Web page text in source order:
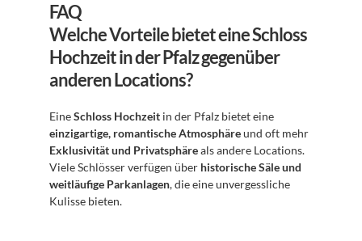
FAQ
Welche Vorteile bietet eine Schloss
Hochzeit in der Pfalz gegenüber
anderen Locations?
Eine Schloss Hochzeit
einzigartige, romantische Atmosphäre
Exklusivität und Privatsphäre als andere Locations.
Viele Schlösser verfügen über historische Säle und
weitläufige Parkanlagen, die eine unvergessliche
Kulisse bieten.